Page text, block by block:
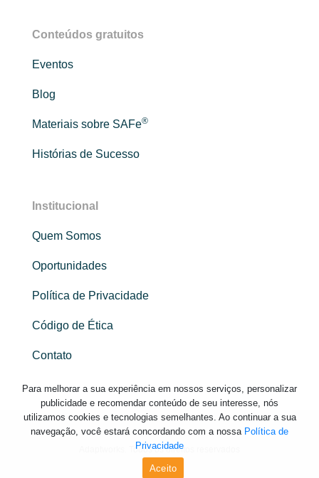
Conteúdos gratuitos
Eventos
Blog
Materiais sobre SAFe®
Histórias de Sucesso
Institucional
Quem Somos
Oportunidades
Política de Privacidade
Código de Ética
Contato
Adaptworks. Todos os direitos reservados
Para melhorar a sua experiência em nossos serviços, personalizar
publicidade e recomendar conteúdo de seu interesse, nós
utilizamos cookies e tecnologias semelhantes. Ao continuar a sua
navegação, você estará concordando com a nossa Política de
Privacidade
Aceito